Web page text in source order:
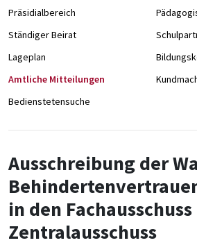
Präsidialbereich
Ständiger Beirat
Lageplan
Amtliche Mitteilungen
Bedienstetensuche
Ausschreibung der
in den
Zentralausschuss